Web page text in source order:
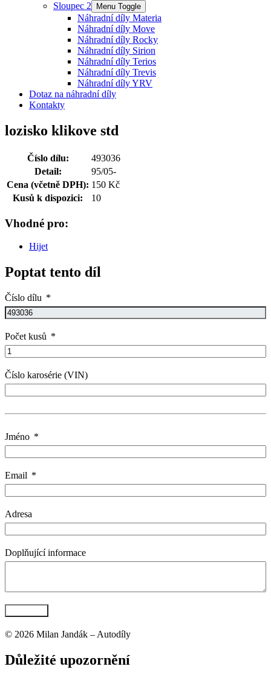
Sloupec 2
Menu Toggle
Náhradní díly Materia
Náhradní díly Move
Náhradní díly Rocky
Náhradní díly Sirion
Náhradní díly Terios
Náhradní díly Trevis
Náhradní díly YRV
Dotaz na náhradní díly
Kontakty
lozisko klikove std
Číslo dílu:
493036
Detail:
95/05-
Cena (včetně DPH): 150 Kč
Kusů k dispozici:
10
Vhodné pro:
Hijet
Poptat tento díl
Číslo dílu
Počet kusů
Číslo karosérie (VIN)
Jméno
Email
Adresa
Doplňující informace
© 2026 Milan Jandák – Autodíly
Důležité upozornění